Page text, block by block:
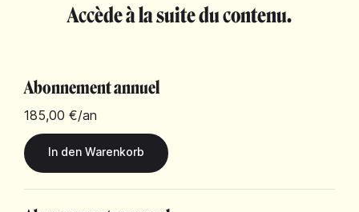
Accède à la suite du contenu.
Abonnement annuel
185,00 €/an